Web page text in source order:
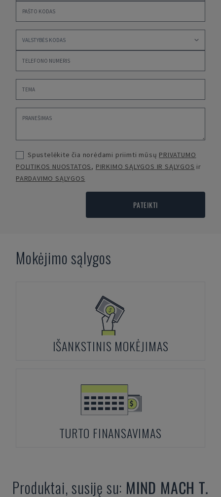
Spustelėkite čia norėdami priimti mūsų PRIVATUMO
POLITIKOS NUOSTATOS, PIRKIMO SĄLYGOS IR SĄLYGOS ir
PARDAVIMO SĄLYGOS
PATEIKTI
Mokėjimo sąlygos
IŠANKSTINIS MOKĖJIMAS
TURTO FINANSAVIMAS
Produktai, susiję su: MIND MACH T.